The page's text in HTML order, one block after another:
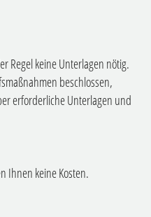
Regel keine Unterlagen nötig.
beschlossen,
erforderliche Unterlagen und
Ihnen keine Kosten.